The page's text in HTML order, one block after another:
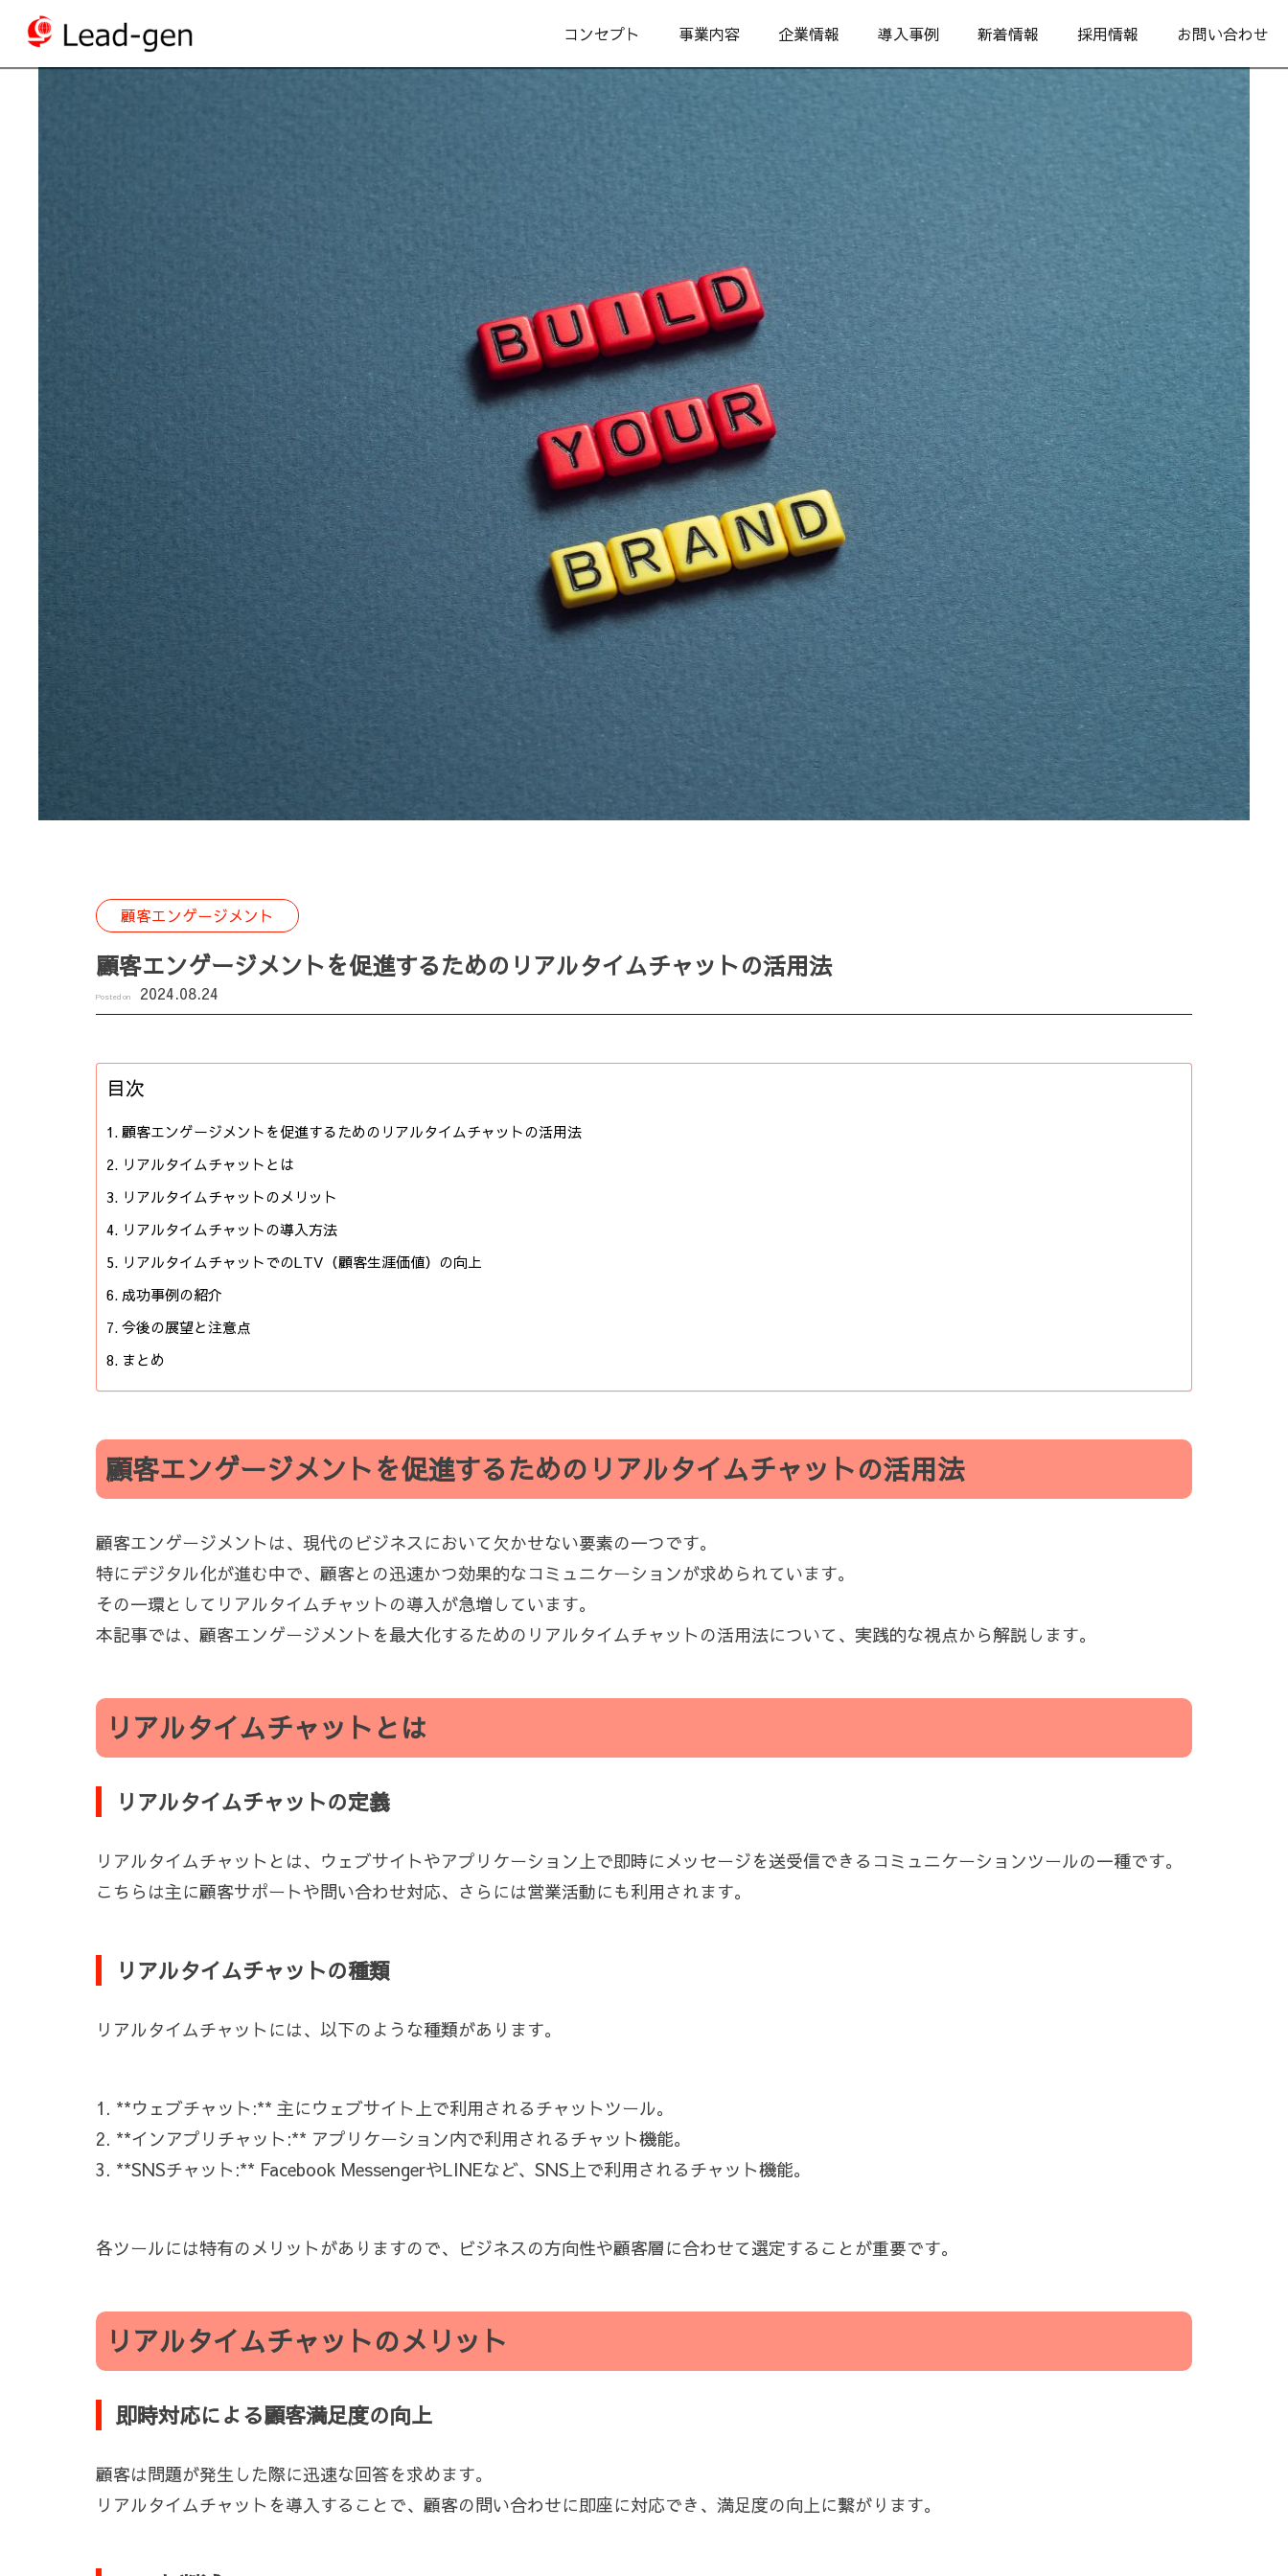
コンセプト 事業内容 企業情報 導入事例 新着情報 採用情報 お問い合わせ
顧客エンゲージメント
顧客エンゲージメントを促進するためのリアルタイムチャットの活用法
Posted on 2024.08.24
目次
顧客エンゲージメントを促進するためのリアルタイムチャットの活用法
リアルタイムチャットとは
リアルタイムチャットのメリット
リアルタイムチャットの導入方法
リアルタイムチャットでのLTV（顧客生涯価値）の向上
成功事例の紹介
今後の展望と注意点
まとめ
顧客エンゲージメントを促進するためのリアルタイムチャットの活用法
顧客エンゲージメントは、現代のビジネスにおいて欠かせない要素の一つです。
特にデジタル化が進む中で、顧客との迅速かつ効果的なコミュニケーションが求められています。
その一環としてリアルタイムチャットの導入が急増しています。
本記事では、顧客エンゲージメントを最大化するためのリアルタイムチャットの活用法について、実践的な視点から解説します。
リアルタイムチャットとは
リアルタイムチャットの定義
リアルタイムチャットとは、ウェブサイトやアプリケーション上で即時にメッセージを送受信できるコミュニケーションツールの一種です。
こちらは主に顧客サポートや問い合わせ対応、さらには営業活動にも利用されます。
リアルタイムチャットの種類
リアルタイムチャットには、以下のような種類があります。
1. **ウェブチャット:** 主にウェブサイト上で利用されるチャットツール。
2. **インアプリチャット:** アプリケーション内で利用されるチャット機能。
3. **SNSチャット:** Facebook MessengerやLINEなど、SNS上で利用されるチャット機能。
各ツールには特有のメリットがありますので、ビジネスの方向性や顧客層に合わせて選定することが重要です。
リアルタイムチャットのメリット
即時対応による顧客満足度の向上
顧客は問題が発生した際に迅速な回答を求めます。
リアルタイムチャットを導入することで、顧客の問い合わせに即座に対応でき、満足度の向上に繋がります。